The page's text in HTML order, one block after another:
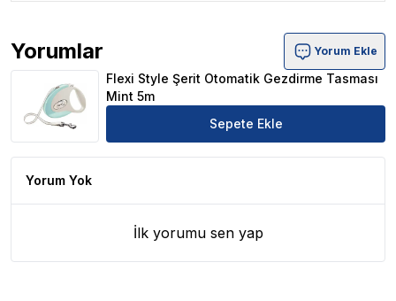
Yorumlar
Flexi Style Şerit Otomatik Gezdirme Tasması Mint 5m
Yorum Ekle
Flexi Style Şerit Otomatik Gezdirme Tasması
Mint 5m
Sepete Ekle
Yorum Yok
İlk yorumu sen yap